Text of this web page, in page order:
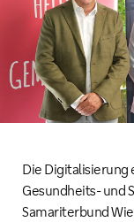
Die Digitalisierung
Gesundheits- und
Samariterbund